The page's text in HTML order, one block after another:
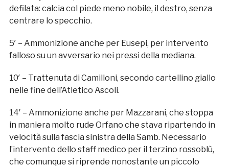
defilata: calcia col piede meno nobile, il destro, senza
centrare lo specchio.
5′ – Ammonizione anche per Eusepi, per intervento
falloso su un avversario nei pressi della mediana.
10′ – Trattenuta di Camilloni, secondo cartellino giallo
nelle fine dell’Atletico Ascoli.
14′ – Ammonizione anche per Mazzarani, che stoppa
in maniera molto rude Orfano che stava ripartendo in
velocità sulla fascia sinistra della Samb. Necessario
l’intervento dello staff medico per il terzino rossoblù,
che comunque si riprende nonostante un piccolo